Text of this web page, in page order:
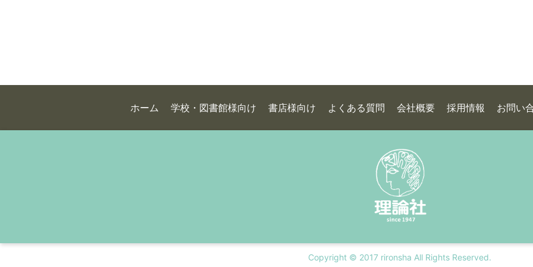
ホーム 学校・図書館様向け 書店様向け よくある質問 会社概要 採用情報 お問い
Copyright © 2017 rironsha All Rights Reserved.